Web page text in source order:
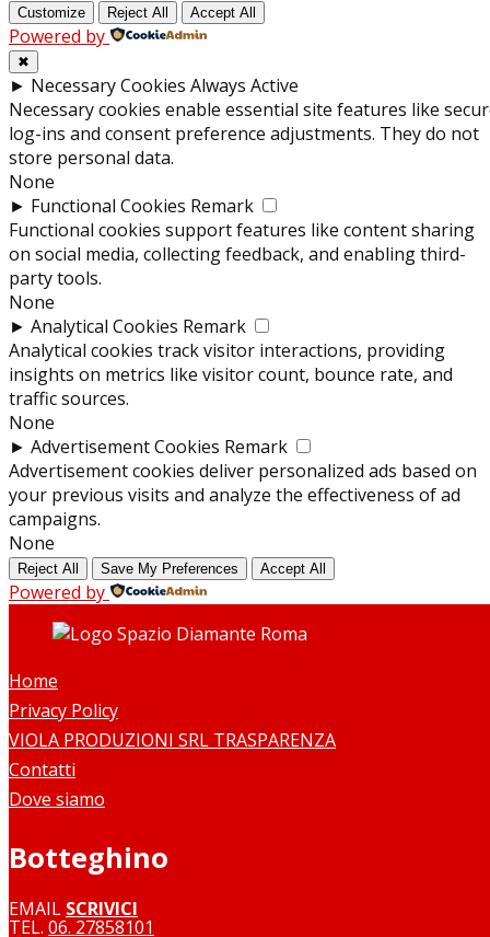
Customize Reject All Accept All
Powered by
✖
► Necessary Cookies Always Active
Necessary cookies enable essential site features like
log-ins and consent preference adjustments. They do not
store personal data.
None
► Functional Cookies Remark
Functional cookies support features like content sharing
on social media, collecting feedback, and enabling third-
party tools.
None
► Analytical Cookies Remark
Analytical cookies track visitor interactions, providing
insights on metrics like visitor count, bounce rate, and
traffic sources.
None
► Advertisement Cookies Remark
Advertisement cookies deliver personalized ads based on
your previous visits and analyze the effectiveness of ad
campaigns.
None
Reject All Save My Preferences Accept All
Powered by
Home
Privacy Policy
VIOLA PRODUZIONI SRL TRASPARENZA
Contatti
Dove siamo
Botteghino
EMAIL SCRIVICI
TEL. 06. 27858101